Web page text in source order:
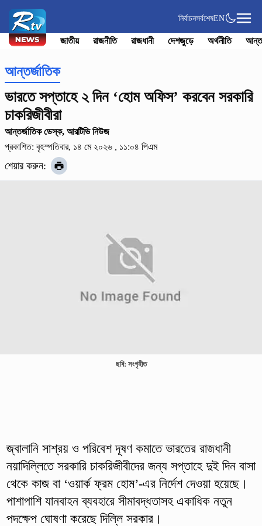
নির্বাচনসর্বশেষEN
জাতীয় রাজনীতি রাজধানী দেশজুড়ে অর্থনীতি
আন্তর্জাতিক
ভারতে সপ্তাহে ২ দিন ‘হোম অফিস’ করবেন সরকারি
চাকরিজীবীরা
আন্তর্জাতিক ডেস্ক, আরটিভি নিউজ
প্রকাশিত: বৃহস্পতিবার, ১৪ মে ২০২৬ , ১১:০৪ পিএম
শেয়ার করুন:
ছবি: সংগৃহীত
জ্বালানি সাশ্রয় ও পরিবেশ দূষণ কমাতে ভারতের রাজধানী
নয়াদিল্লিতে সরকারি চাকরিজীবীদের জন্য সপ্তাহে দুই দিন বাসা
থেকে কাজ বা ‘ওয়ার্ক ফ্রম হোম’-এর নির্দেশ দেওয়া হয়েছে।
পাশাপাশি যানবাহন ব্যবহারে সীমাবদ্ধতাসহ একাধিক নতুন
পদক্ষেপ ঘোষণা করেছে দিল্লি সরকার।